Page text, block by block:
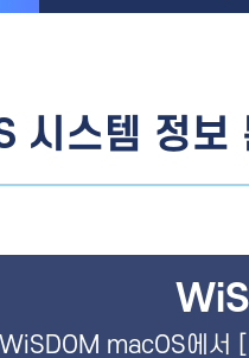
시스템 정
macOS에서